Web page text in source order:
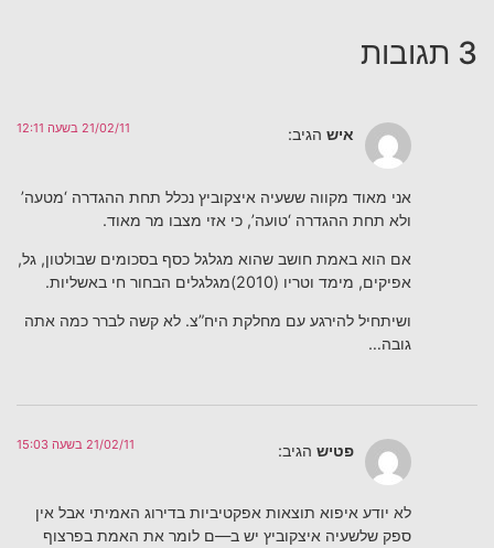
3 תגובות
איש הגיב: 21/02/11 בשעה 12:11
אני מאוד מקווה ששעיה איצקוביץ נכלל תחת ההגדרה ‘מטעה’
ולא תחת ההגדרה ‘טועה’, כי אזי מצבו מר מאוד.
אם הוא באמת חושב שהוא מגלגל כסף בסכומים שבולטון, גל,
אפיקים, מימד וטריו (2010)מגלגלים הבחור חי באשליות.
ושיתחיל להירגע עם מחלקת היח”צ. לא קשה לברר כמה אתה
גובה…
פטיש הגיב: 21/02/11 בשעה 15:03
לא יודע איפוא תוצאות אפקטיביות בדירוג האמיתי אבל אין
ספק שלשעיה איצקוביץ יש ב—ם לומר את האמת בפרצוף